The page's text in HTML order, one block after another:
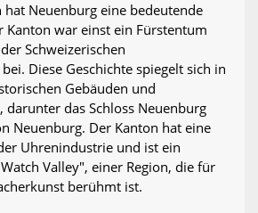
hat Neuenburg eine bedeutende
Kanton war einst ein Fürstentum
Schweizerischen
Diese Geschichte spiegelt sich in
Gebäuden und
das Schloss Neuenburg
Neuenburg. Der Kanton hat eine
Uhrenindustrie und ist ein
Valley", einer Region, die für
berühmt ist.